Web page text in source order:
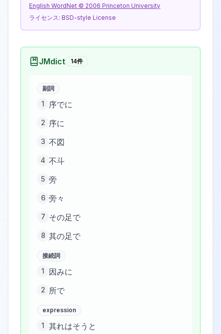
English WordNet © 2006 Princeton University
ライセンス: BSD-style License
JMdict 14件
副詞
1 序でに
2 序に
3 不図
4 不斗
5 旁
6 旁々
7 その足で
8 其の足で
接続詞
1 因みに
2 所で
expression
1 其れはそうと